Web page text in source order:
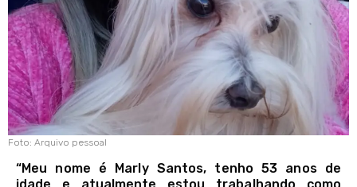
Foto: Arquivo pessoal
“Meu nome é Marly Santos, tenho 53 anos de